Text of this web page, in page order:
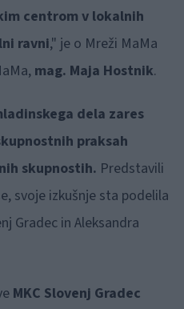
centrom v lokalnih
ravni," je o Mreži MaMa
mag. Maja Hostnik.
dela zares
praksah
skupnostih. Predstavili
svoje izkušnje sta podelila
Gradec in Aleksandra
MKC Slovenj Gradec